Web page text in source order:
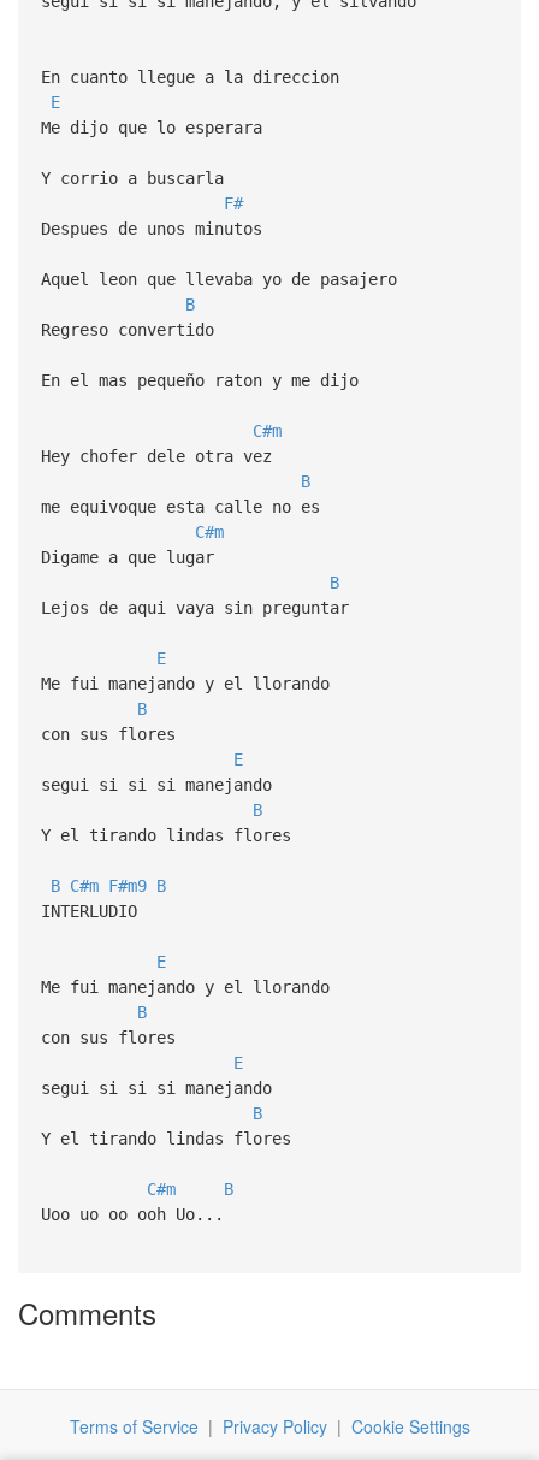
En cuanto llegue a la direccion
E
Me dijo que lo esperara
Y corrio a buscarla
F#
Despues de unos minutos
Aquel leon que llevaba yo de pasajero
B
Regreso convertido
En el mas pequeño raton y me dijo
C#m
Hey chofer dele otra vez
B
me equivoque esta calle no es
C#m
Digame a que lugar
B
Lejos de aqui vaya sin preguntar
E
Me fui manejando y el llorando
B
con sus flores
E
segui si si si manejando
B
Y el tirando lindas flores
B C#m F#m9 B
INTERLUDIO
E
Me fui manejando y el llorando
B
con sus flores
E
segui si si si manejando
B
Y el tirando lindas flores
C#m
B
Uoo uo oo ooh Uo...
Comments
Terms of Service| Privacy Policy| Cookie Settings